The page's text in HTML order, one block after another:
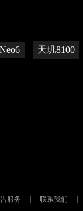
天玑8100
服务 联系我们